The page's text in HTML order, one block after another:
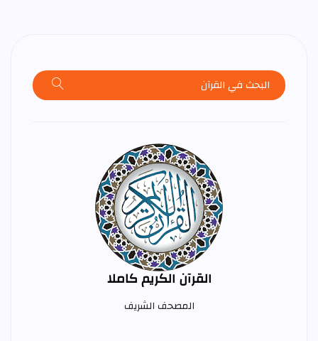
القرآن الكريم كاملا
المصحف الشريف